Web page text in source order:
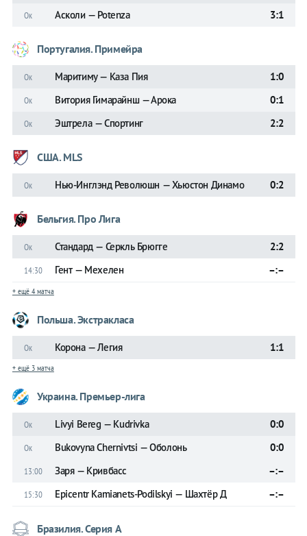
Ок Асколи — Potenza 3:1
Португалия. Примейра
Ок Маритиму — Каза Пия 1:0
Ок Витория Гимарайнш — Арока 0:1
Ок Эштрела — Спортинг 2:2
США. MLS
Ок Нью-Инглэнд Революшн — Хьюстон Динамо 0:2
Бельгия. Про Лига
Ок Стандард — Серкль Брюгге 2:2
14:30 Гент — Мехелен –:–
+ ещё 4 матча
Польша. Экстракласа
Ок Корона — Легия 1:1
+ ещё 3 матча
Украина. Премьер-лига
Ок Livyi Bereg — Kudrivka 0:0
Ок Bukovyna Chernivtsi — Оболонь 0:0
13:00 Заря — Кривбасс –:–
15:30 Epicentr Kamianets-Podilskyi — Шахтёр Д –:–
Бразилия. Серия А